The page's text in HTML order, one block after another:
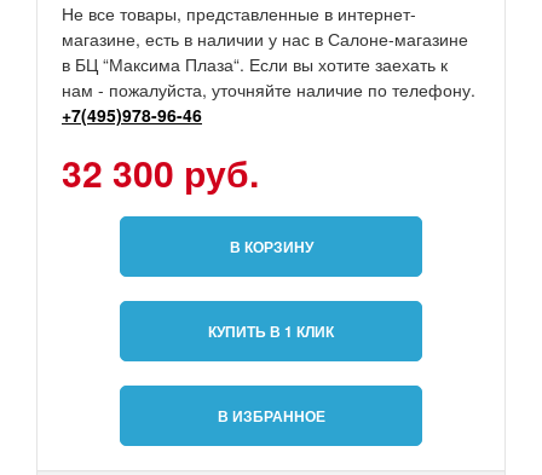
Не все товары, представленные в интернет-
магазине, есть в наличии у нас в Салоне-магазине
в БЦ “Максима Плаза“. Если вы хотите заехать к
нам - пожалуйста, уточняйте наличие по телефону.
+7(495)978-96-46
32 300 руб.
В КОРЗИНУ
КУПИТЬ В 1 КЛИК
В ИЗБРАННОЕ